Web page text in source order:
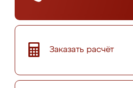
Заказать расчёт